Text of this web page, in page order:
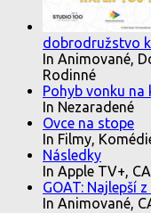
dobrodružstvo
In Animované,
Rodinné
Pohyb vonku
In Nezaradené
Ovce na stope
In Filmy,
Následky
In Apple TV+,
GOAT: Najlepší
In Animované,